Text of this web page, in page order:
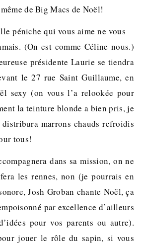
de Big Macs de Noël!
péniche qui vous aime ne vous
(On est comme Céline nous.)
présidente Laurie se tiendra
le 27 rue Saint Guillaume, en
sexy (on vous l’a relookée pour
la teinture blonde a bien pris, je
marrons chauds refroidis
tous!
dans sa mission, on ne
les rennes, non (je pourrais en
Josh Groban chante Noël, ça
par excellence d’ailleurs
pour vos parents ou autre).
jouer le rôle du sapin, si vous